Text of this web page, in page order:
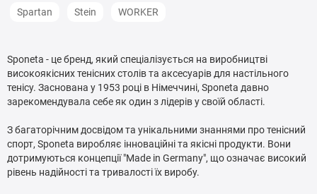
Spartan Stein WORKER
Sponeta - це бренд, який спеціалізується на виробництві
високоякісних тенісних столів та аксесуарів для настільного
тенісу. Заснована у 1953 році в Німеччині, Sponeta давно
зарекомендувала себе як один з лідерів у своїй області.
З багаторічним досвідом та унікальними знаннями про тенісний
спорт, Sponeta виробляє інноваційні та якісні продукти. Вони
дотримуються концепції "Made in Germany", що означає високий
рівень надійності та тривалості їх виробу.